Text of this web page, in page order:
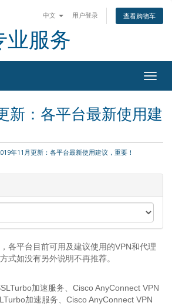
中文 用户登录 查看购物车
业服务
新：各平台最新使用建
年11月更新：各平台最新使用建议，重要！
各平台目前可用及建议使用的VPN和代理
式如没有另外说明不再推荐。
加速服务、Cisco AnyConnect VPN
加速服务、Cisco AnyConnect VPN